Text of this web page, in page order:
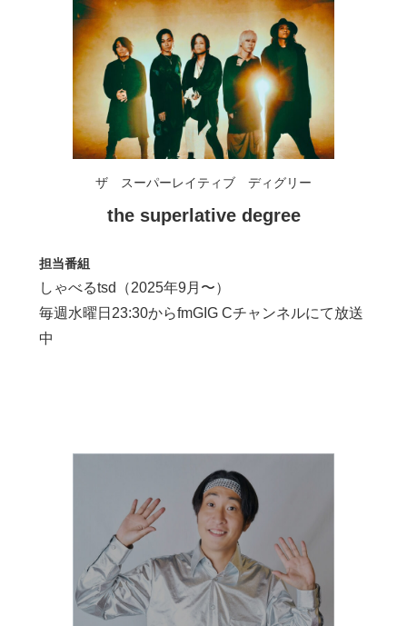
ザ スーパーレイティブ ディグリー
the superlative degree
担当番組
しゃべるtsd（2025年9月〜）
毎週水曜日23:30からfmGIG Cチャンネルにて放送
中